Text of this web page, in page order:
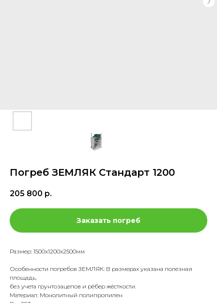
Погреб ЗЕМЛЯК Стандарт 1200
205 800 р.
Заказать погреб
Размер: 1500х1200х2500мм
Особенности погребов ЗЕМЛЯК: В размерах указана полезная
площадь,
без учета грунтозацепов и рёбер жёсткости.
Материал: Монолитный полипропилен